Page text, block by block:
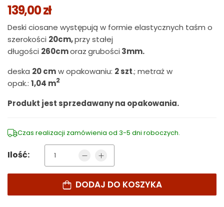
139,00zł
Deski ciosane występują w formie elastycznych taśm o
szerokości 20cm,przy stałej
długości 260cmorazgrubości 3mm.
deska 20 cmw opakowaniu: 2 szt.; metraż w
opak.: 1,04 m2
Produkt jest sprzedawany na opakowania.
Czas realizacji zamówienia od 3-5 dni roboczych.
Ilość:
DODAJ DO KOSZYKA